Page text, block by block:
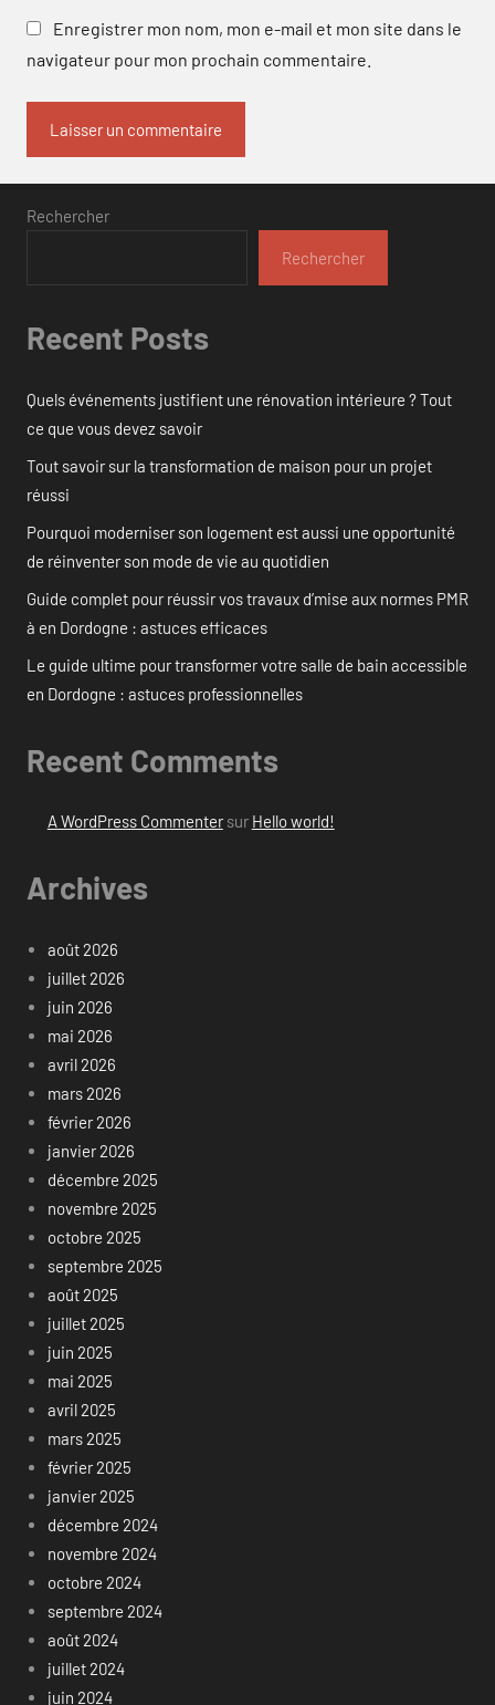
Enregistrer mon nom, mon e-mail et mon site dans le
navigateur pour mon prochain commentaire.
Rechercher
Rechercher
Recent Posts
Quels événements justifient une rénovation intérieure ? Tout
ce que vous devez savoir
Tout savoir sur la transformation de maison pour un projet
réussi
Pourquoi moderniser son logement est aussi une opportunité
de réinventer son mode de vie au quotidien
Guide complet pour réussir vos travaux d’mise aux normes PMR
à en Dordogne : astuces efficaces
Le guide ultime pour transformer votre salle de bain accessible
en Dordogne : astuces professionnelles
Recent Comments
A WordPress Commentersur Hello world!
Archives
août 2026
juillet 2026
juin 2026
mai 2026
avril 2026
mars 2026
février 2026
janvier 2026
décembre 2025
novembre 2025
octobre 2025
septembre 2025
août 2025
juillet 2025
juin 2025
mai 2025
avril 2025
mars 2025
février 2025
janvier 2025
décembre 2024
novembre 2024
octobre 2024
septembre 2024
août 2024
juillet 2024
juin 2024